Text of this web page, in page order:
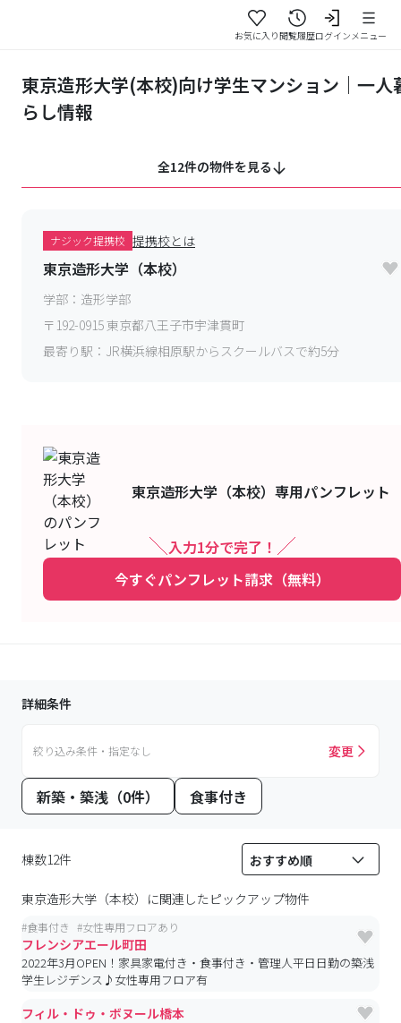
お気に入り閲覧履歴ログインメニュー
東京造形大学(本校)向け学生マンション｜一人
らし情報
全12件の物件を見る
ナジック提携校 提携校とは
東京造形大学（本校）
学部： 造形学部
〒 192-0915東京都八王子市宇津貫町
最寄り駅： JR横浜線相原駅からスクールバスで約5分
東京造形大学（本校） 専用パンフレット
入力1分で完了！
今すぐパンフレット請求（無料）
詳細条件
絞り込み条件・指定なし 変更
新築・築浅（0件） 食事付き
棟数12件
東京造形大学（本校） に関連したピックアップ物件
#食事付き #女性専用フロアあり
フレンシアエール町田
2022年3月OPEN！家具家電付き・食事付き・管理人平日日勤の築浅
学生レジデンス♪女性専用フロア有
フィル・ドゥ・ボヌール橋本